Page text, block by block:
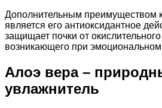
Дополнительным преимуществом
является его антиоксидантное
защищает почки от окислительного
возникающего при
Алоэ вера –
увлажнитель